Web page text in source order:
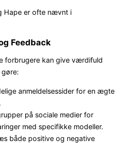
Hape er ofte nævnt i
Feedback
forbrugere kan give værdifuld
gøre:
anmeldelsessider for en ægte
på sociale medier for
med specifikke modeller.
både positive og negative